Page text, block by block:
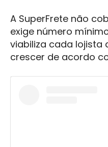
A SuperFrete não
exige número
viabiliza cada lojista
crescer de acordo